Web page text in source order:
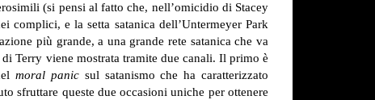
(si pensi al fatto che, nell’omicidio di Stacey
complici, e la setta satanica dell’Untermeyer Park
più grande, a una grande rete satanica che va
Terry viene mostrata tramite due canali. Il primo è
moral panicsul satanismo che ha caratterizzato
sfruttare queste due occasioni uniche per ottenere